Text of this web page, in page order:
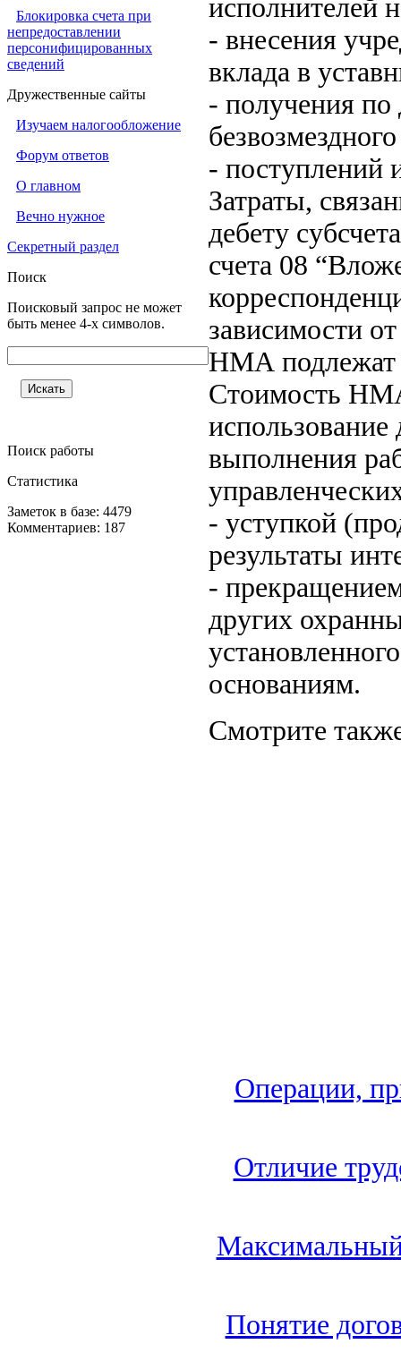
Блокировка счета при
непредоставлении
персонифицированных
сведений
Дружественные сайты
Изучаем налогообложение
Форум ответов
О главном
Вечно нужное
Секретный раздел
Поиск
Поисковый запрос не может
быть менее 4-х символов.
Поиск работы
Статистика
Заметок в базе: 4479
Комментариев: 187
исполнителей
- внесения
вклада в
- получения по
- поступлений
Затраты,
дебету
счета 08
зависимости
НМА подлежат
Стоимость
использование
выполнения
- уступкой
результаты
- прекращением
других
основаниям.
Смотрите
Операции,
Отличие
Максимальный
Понятие